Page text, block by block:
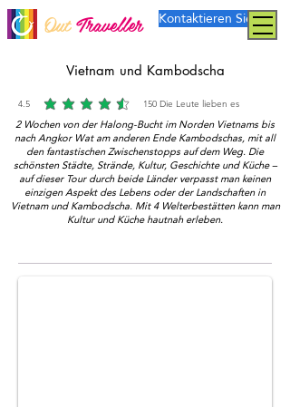
Out Traveller Kontaktieren Sie uns
Vietnam und Kambodscha
4.5 150 Die Leute lieben es
durchschnittliches Rating ist 4.5 von 5, basierend auf 150 Stimmen,
2 Wochen von der Halong-Bucht im Norden Vietnams bis
nach Angkor Wat am anderen Ende Kambodschas, mit all
den fantastischen Zwischenstopps auf dem Weg. Die
schönsten Städte, Strände, Kultur, Geschichte und Küche –
auf dieser Tour durch beide Länder verpasst man keinen
einzigen Aspekt des Lebens oder der Landschaften in
Vietnam und Kambodscha. Mit 4 Welterbestätten kann man
Kultur und Küche hautnah erleben.
Mekong Floating market